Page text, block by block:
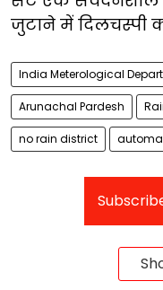
जुटाने में दिलचस्पी
India Meterological
Arunachal Pardesh
no rain district